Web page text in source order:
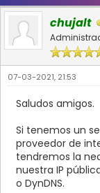
chujalt
07-03-2021, 21:53
Saludos amigos.
Si tenemos un
proveedor de
tendremos la
nuestra IP
o DynDNS.